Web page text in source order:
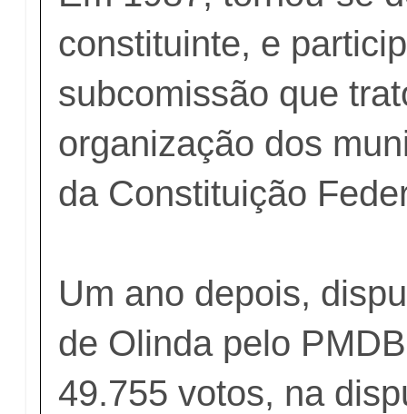
constituinte, e
subcomissão que
organização dos
da Constituição
Um ano depois,
de Olinda pelo
49.755 votos, na